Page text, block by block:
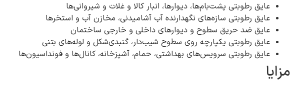
عایق رطوبتی پشت‌بام‌ها، دیوارها، انبار کالا و غلات و شیروانی‌ها
عایق رطوبتی سازه‌های نگهدارنده آب آشامیدنی، مخازن آب و استخرها
عایق ضد حریق سطوح و دیوارهای داخلی و خارجی ساختمان
عایق رطوبتی یکپارچه روی سطوح شیب‌دار، گنبدی‌شکل و لوله‌های بتنی
عایق رطوبتی سرویس‌های بهداشتی، حمام، آشپزخانه، کانال‌ها و فونداسیون‌ها
مزایا